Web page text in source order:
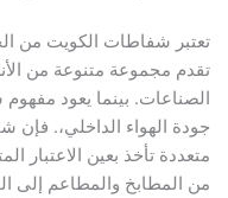
شفاطات الكويت من الحلول
مجموعة متنوعة من الأنظمة
بينما يعود مفهوم
الهواء الداخلي،. فإن
تأخذ بعين الاعتبار
والمطاعم إلى